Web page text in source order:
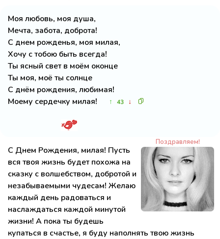
Моя любовь, моя душа,
Мечта, забота, доброта!
С днем рожденья, моя милая,
Хочу с тобою быть всегда!
Ты ясный свет в моём оконце
Ты моя, моё ты солнце
С днём рождения, любимая!
Моему сердечку милая!
↑ 43 ↓
Поздравляем!
С Днем Рождения, милая! Пусть
вся твоя жизнь будет похожа на
сказку с волшебством, добротой и
незабываемыми чудесам! Желаю
каждый день радоваться и
наслаждаться каждой минутой
жизни! А пока ты будешь
купаться в счастье, я буду наполнять твою жизнь